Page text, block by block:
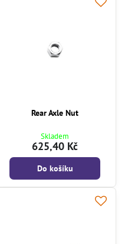
Rear Axle Nut
Skladem
625,40 Kč
Do košíku